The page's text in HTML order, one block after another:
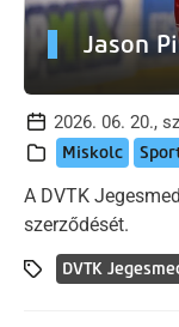
Jason
2026. 06. 20.,
Miskolc
A DVTK
szerződését.
DVTK